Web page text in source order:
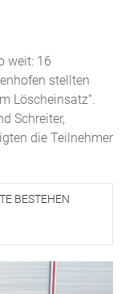
weit: 16
stellten
Löscheinsatz“.
Schreiter,
die Teilnehmer
BESTEHEN